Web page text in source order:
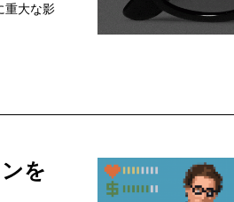
重大な影
を